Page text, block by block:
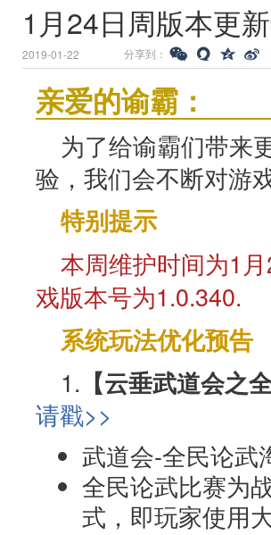
1月24日周版本更
2019-01-22 分享到：
亲爱的谕霸：
为了给谕霸们带来
验，我们会不断对游
特别提示
本周维护时间为1
戏版本号为1.0.340.
系统玩法优化预告
1. 【云垂武道会之
请戳>>
武道会-全民论
全民论武比赛为
式，即玩家使用